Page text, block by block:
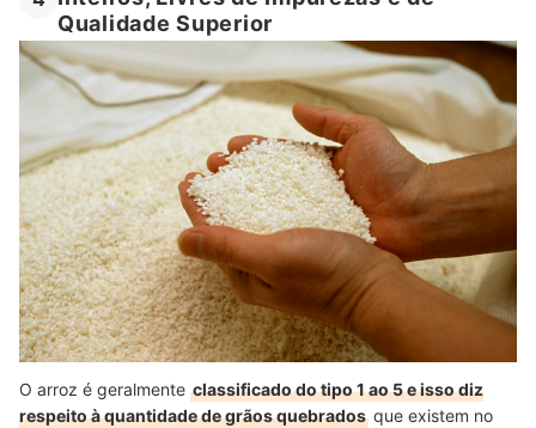
Qualidade Superior
O arroz é geralmente classificado do tipo 1 ao 5 e isso diz
respeito à quantidade de grãos quebrados que existem no